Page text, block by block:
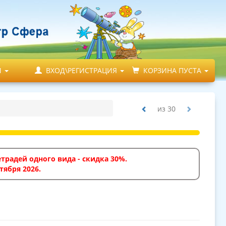
ВХОД\РЕГИСТРАЦИЯ КОРЗИНА ПУСТА
из 30
одного вида - скидка 30%.
2026.